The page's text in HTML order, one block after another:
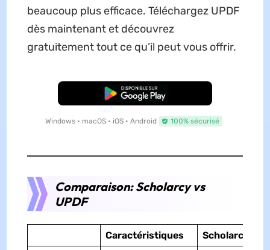
beaucoup plus efficace. Téléchargez UPDF
dès maintenant et découvrez
gratuitement tout ce qu’il peut vous offrir.
TÉLÉCHARGER
Windows • macOS • iOS • Android 100% sécurisé
Comparaison: Scholarcy vs
UPDF
Caractéristiques Scholarcy